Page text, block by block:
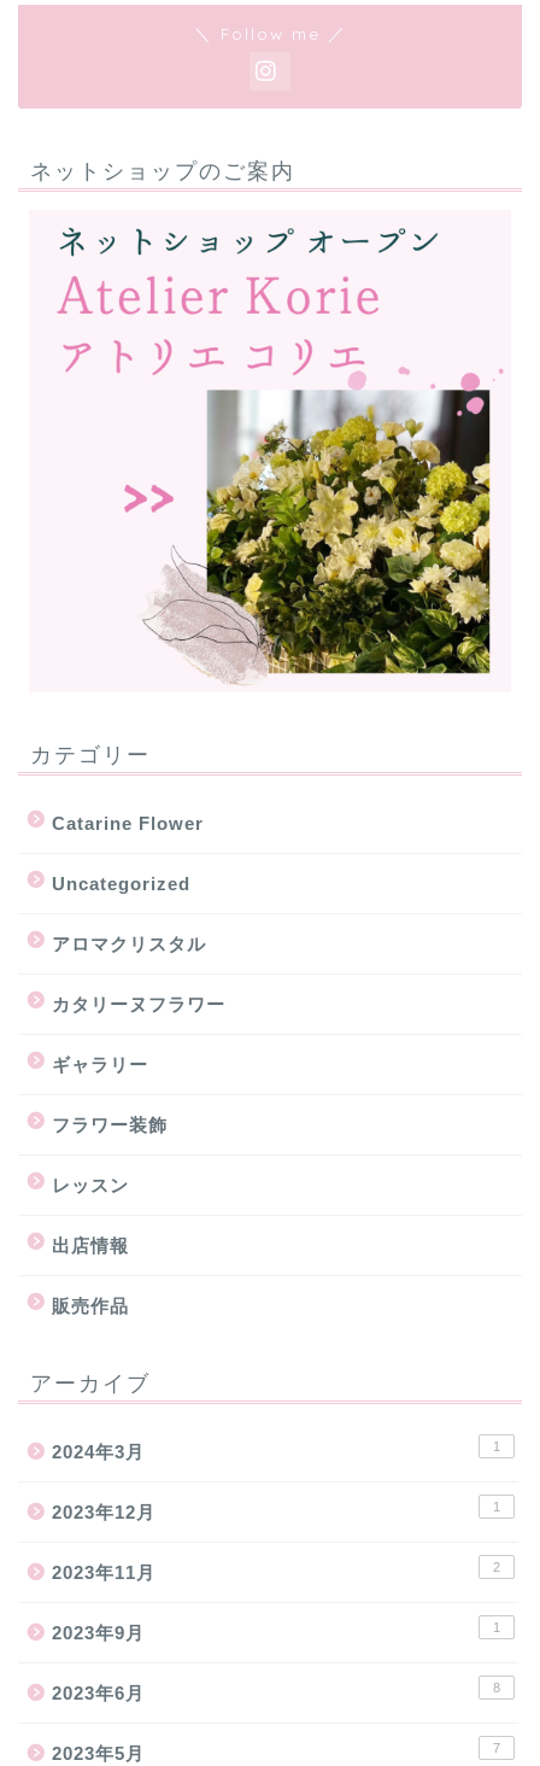
＼ Follow me ／
ネットショップのご案内
カテゴリー
Catarine Flower
Uncategorized
アロマクリスタル
カタリーヌフラワー
ギャラリー
フラワー装飾
レッスン
出店情報
販売作品
アーカイブ
2024年3月 1
2023年12月 1
2023年11月 2
2023年9月 1
2023年6月 8
2023年5月 7